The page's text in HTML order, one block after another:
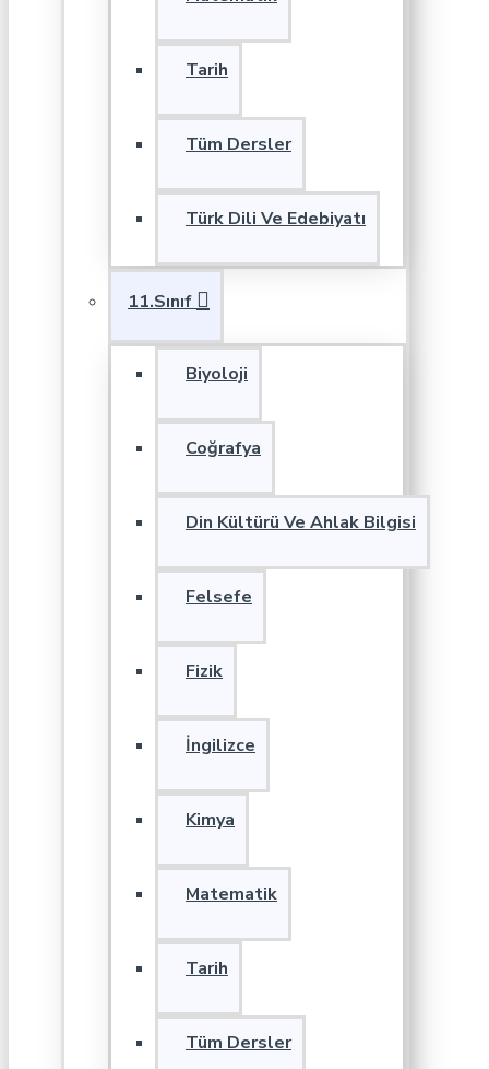
Tarih
Tüm Dersler
Türk Dili Ve Edebiyatı
11.Sınıf
Biyoloji
Coğrafya
Din Kültürü Ve Ahlak Bilgisi
Felsefe
Fizik
İngilizce
Kimya
Matematik
Tarih
Tüm Dersler